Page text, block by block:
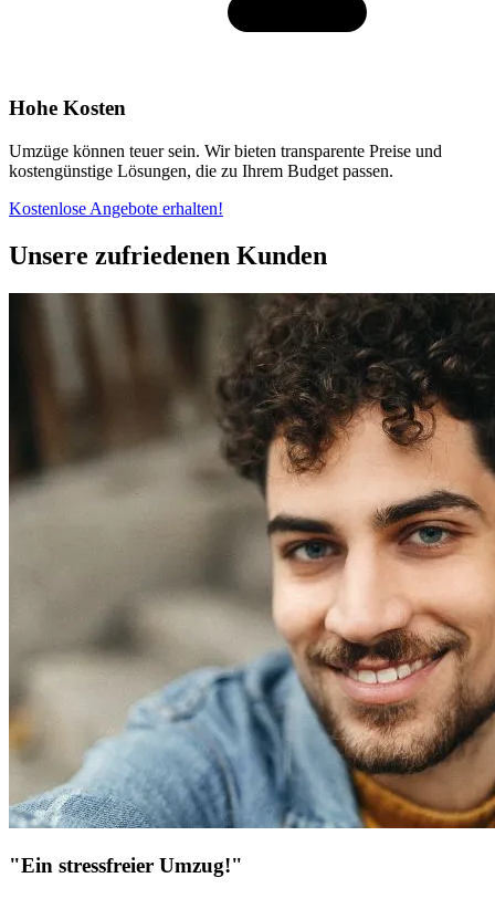
Hohe Kosten
Umzüge können teuer sein. Wir bieten transparente Preise und
kostengünstige Lösungen, die zu Ihrem Budget passen.
Kostenlose Angebote erhalten!
Unsere zufriedenen Kunden
"Ein stressfreier Umzug!"